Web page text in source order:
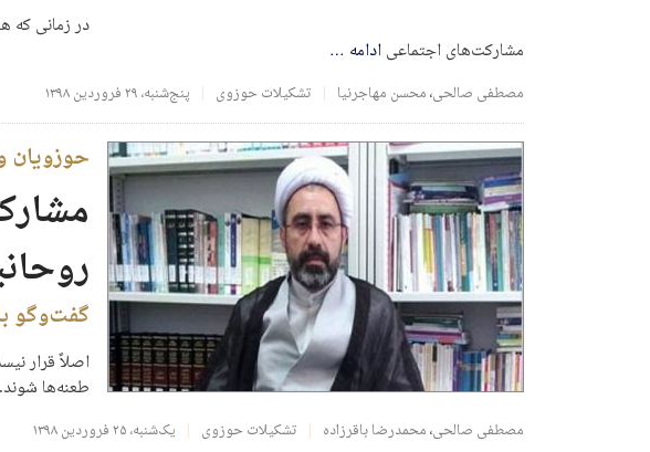
در زمانی که
مشارکت‌های اجتماعیادامه …
مصطفی صالحی،محسن مهاجرنیا تشکیلات حوزوی پنج‌شنبه، ۲۹ فروردین ۱۳۹۸
حوزویان
گفت‌وگو
اصلاً قرار
طعنه‌ها
مصطفی صالحی،محمدرضا باقرزاده تشکیلات حوزوی یک‌شنبه، ۲۵ فروردین ۱۳۹۸